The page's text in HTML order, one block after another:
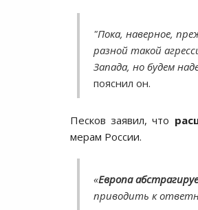
"Пока, наверное,
разной такой
Запада, но будем
пояснил он.
Песков заявил, что
мерам России.
«Европа
приводить к